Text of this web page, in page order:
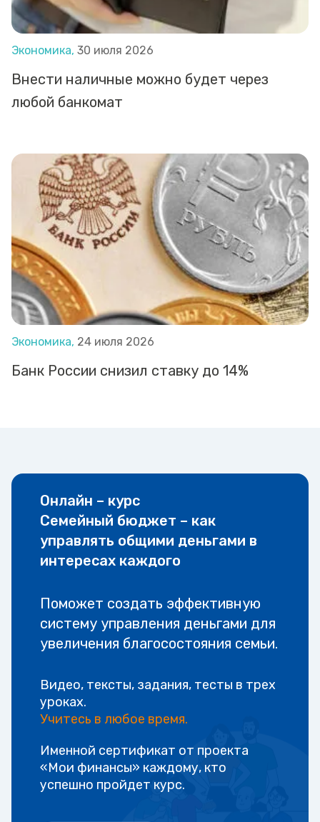
Экономика, 30 июля 2026
Внести наличные можно будет через
любой банкомат
Экономика, 24 июля 2026
Банк России снизил ставку до 14%
Онлайн – курс
Семейный бюджет – как
управлять общими деньгами в
интересах каждого
Поможет создать эффективную
систему управления деньгами для
увеличения благосостояния семьи.
Видео, тексты, задания, тесты в трех
уроках.
Учитесь в любое время.
Именной сертификат от проекта
«Мои финансы» каждому, кто
успешно пройдет курс.